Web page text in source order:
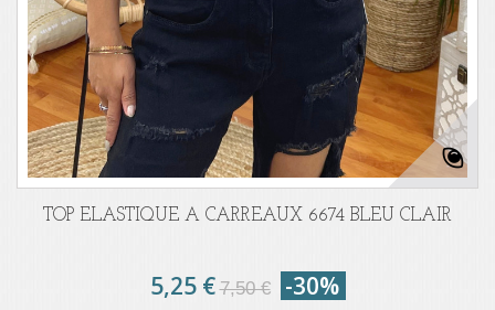
TOP ELASTIQUE A CARREAUX 6674 BLEU CLAIR
5,25 € 7,50 € -30%